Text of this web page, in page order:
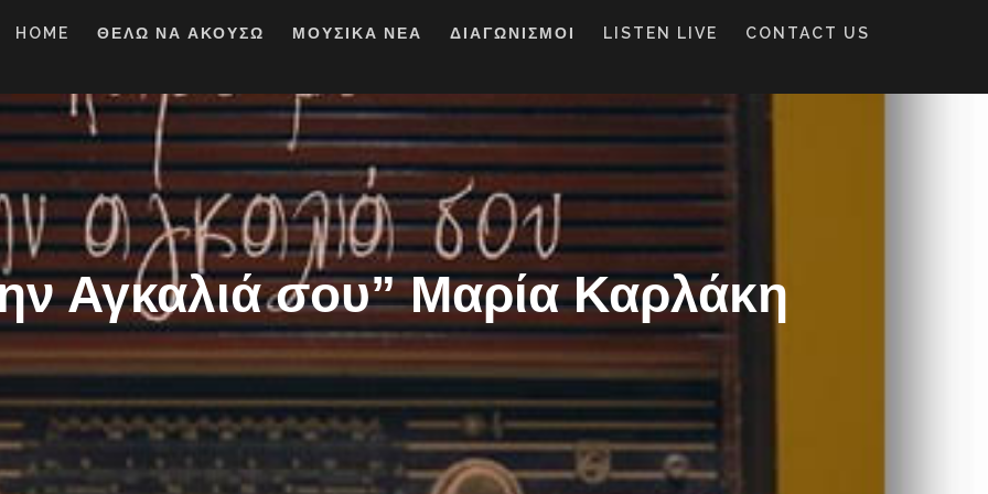
HOME ΘΕΛΩ ΝΑ ΑΚΟΥΣΩ ΜΟΥΣΙΚΑ ΝΕΑ ΔΙΑΓΩΝΙΣΜΟΙ LISTEN LIVE CONTACT US
Αγκαλιά σου” Μαρία Καρλάκη